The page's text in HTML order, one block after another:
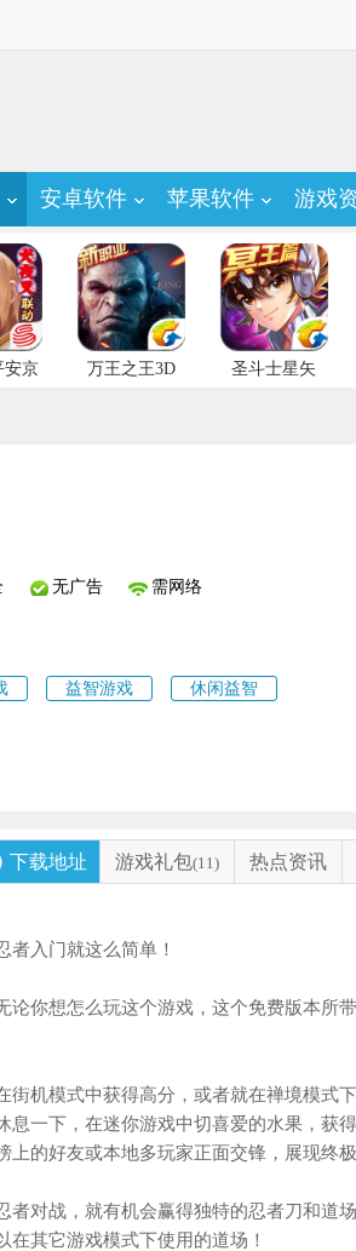
安卓软件 苹果软件 游戏
安京 万王之王3D 圣斗士星矢
无广告 需网络
益智游戏 休闲益智
下载地址 游戏礼包(11) 热点资讯
入门就这么简单！
你想怎么玩这个游戏，这个免费版本所
街机模式中获得高分，或者就在禅境模式
息一下，在迷你游戏中切喜爱的水果，获
的好友或本地多玩家正面交锋，展现终
者对战，就有机会赢得独特的忍者刀和道
其它游戏模式下使用的道场！